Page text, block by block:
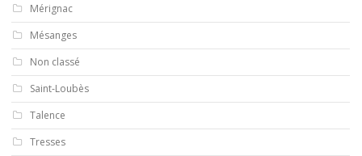
Mérignac
Mésanges
Non classé
Saint-Loubès
Talence
Tresses